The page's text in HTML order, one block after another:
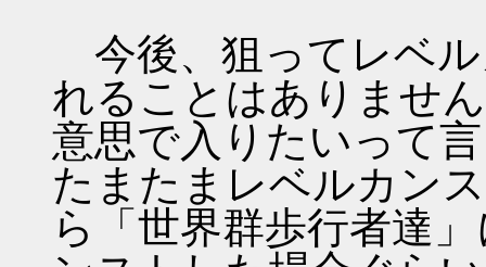
今後、狙ってレベ
れることはありませ
意思で入りたいって
たまたまレベルカン
ら「世界群歩行者達